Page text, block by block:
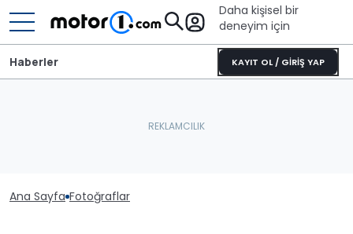
Daha kişisel bir
deneyim için
KAYIT OL / GİRİŞ YAP
Haberler
Ana Sayfa Fotoğraflar